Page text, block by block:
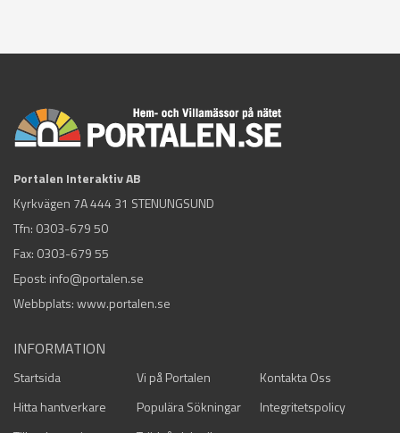
Portalen Interaktiv AB
Kyrkvägen 7A 444 31 STENUNGSUND
Tfn: 0303-679 50
Fax: 0303-679 55
Epost: info@portalen.se
Webbplats: www.portalen.se
INFORMATION
Startsida Vi på Portalen
Kontakta Oss
Hitta hantverkare
Populära Sökningar
Integritetspolicy